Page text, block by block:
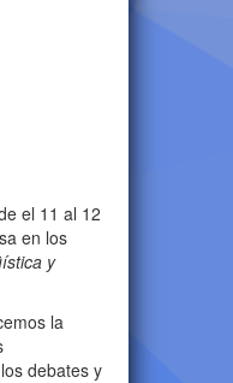
el 11 al 12
en los
y
la
debates y